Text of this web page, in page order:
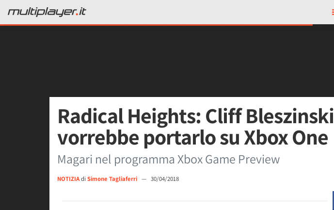
Radical Heights: Cliff Bleszinski
vorrebbe portarlo su Xbox One
Magari nel programma Xbox Game Preview
NOTIZIAdi Simone Tagliaferri — 30/04/2018